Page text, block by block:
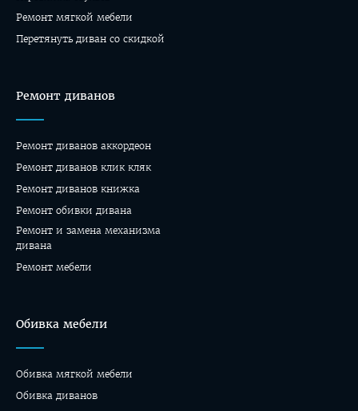
Ремонт мягкой мебели
Перетянуть диван со скидкой
Ремонт диванов
Ремонт диванов аккордеон
Ремонт диванов клик кляк
Ремонт диванов книжка
Ремонт обивки дивана
Ремонт и замена механизма
дивана
Ремонт мебели
Обивка мебели
Обивка мягкой мебели
Обивка диванов